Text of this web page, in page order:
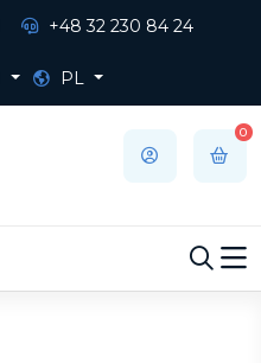
+48 32 230 84 24
PL
0